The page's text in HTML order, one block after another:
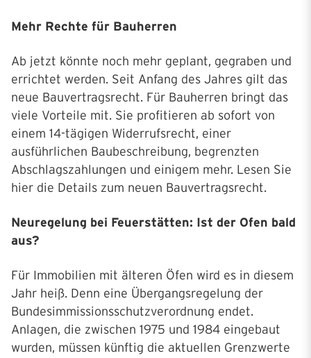
Mehr Rechte für Bauherren
Ab jetzt könnte noch mehr geplant, gegraben und
errichtet werden. Seit Anfang des Jahres gilt das
neue Bauvertragsrecht. Für Bauherren bringt das
viele Vorteile mit. Sie profitieren ab sofort von
einem 14-tägigen Widerrufsrecht, einer
ausführlichen Baubeschreibung, begrenzten
Abschlagszahlungen und einigem mehr. Lesen Sie
hier die Details zum neuen Bauvertragsrecht.
Neuregelung bei Feuerstätten: Ist der Ofen bald
aus?
Für Immobilien mit älteren Öfen wird es in diesem
Jahr heiß. Denn eine Übergangsregelung der
Bundesimmissionsschutzverordnung endet.
Anlagen, die zwischen 1975 und 1984 eingebaut
wurden, müssen künftig die aktuellen Grenzwerte